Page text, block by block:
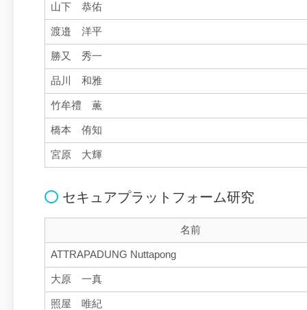
山下 恭佑
渡邉 洋平
勝又 秀一
品川 和雅
竹牟禮 薫
橋本 侑知
宮原 大輝
セキュアプラットフォーム研究
名前
ATTRAPADUNG Nuttapong
大原 一真
照屋 唯紀